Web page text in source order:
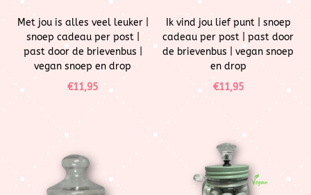
Met jou is alles veel leuker |
snoep cadeau per post |
past door de brievenbus |
vegan snoep en drop
€11,95
Ik vind jou lief punt | snoep
cadeau per post | past door
de brievenbus | vegan snoep
en drop
€11,95